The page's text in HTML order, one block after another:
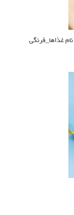
غذاها_فرنگی